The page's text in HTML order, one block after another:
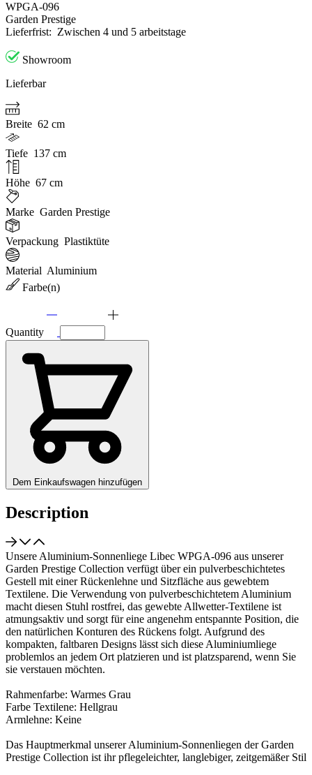
WPGA-096
Garden Prestige
Lieferfrist: Zwischen 4 und 5 arbeitstage
Showroom
Lieferbar
Breite 62 cm
Tiefe 137 cm
Höhe 67 cm
Marke Garden Prestige
Verpackung Plastiktüte
Material Aluminium
Farbe(n)
Quantity
Dem Einkaufswagen hinzufügen
Description
Unsere Aluminium-Sonnenliege Libec WPGA-096 aus unserer
Garden Prestige Collection verfügt über ein pulverbeschichtetes
Gestell mit einer Rückenlehne und Sitzfläche aus gewebtem
Textilene. Die Verwendung von pulverbeschichtetem Aluminium
macht diesen Stuhl rostfrei, das gewebte Allwetter-Textilene ist
atmungsaktiv und sorgt für eine angenehm entspannte Position, die
den natürlichen Konturen des Rückens folgt. Aufgrund des
kompakten, faltbaren Designs lässt sich diese Aluminiumliege
problemlos an jedem Ort platzieren und ist platzsparend, wenn Sie
sie verstauen möchten.
Rahmenfarbe: Warmes Grau
Farbe Textilene: Hellgrau
Armlehne: Keine
Das Hauptmerkmal unserer Aluminium-Sonnenliegen der Garden
Prestige Collection ist ihr pflegeleichter, langlebiger, zeitgemäßer Stil